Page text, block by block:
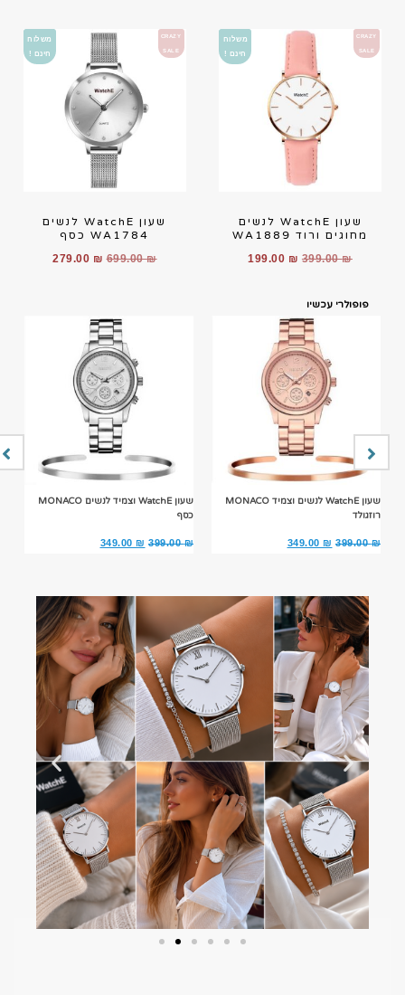
CRAZY
SALE
משלוח
חינם !
שעון WatchE לנשים
מחוגים ורוד WA1889
399.00
199.00 ₪
CRAZY
SALE
משלוח
חינם !
שעון WatchE לנשים
WA1784 כסף
699.00
279.00 ₪
פופולרי עכשיו
שעון WatchE לנשים וצמיד MONACO
רוזגולד
399.00
349.00 ₪
שעון WatchE וצמיד לנשים MONACO
כסף
399.00
349.00 ₪